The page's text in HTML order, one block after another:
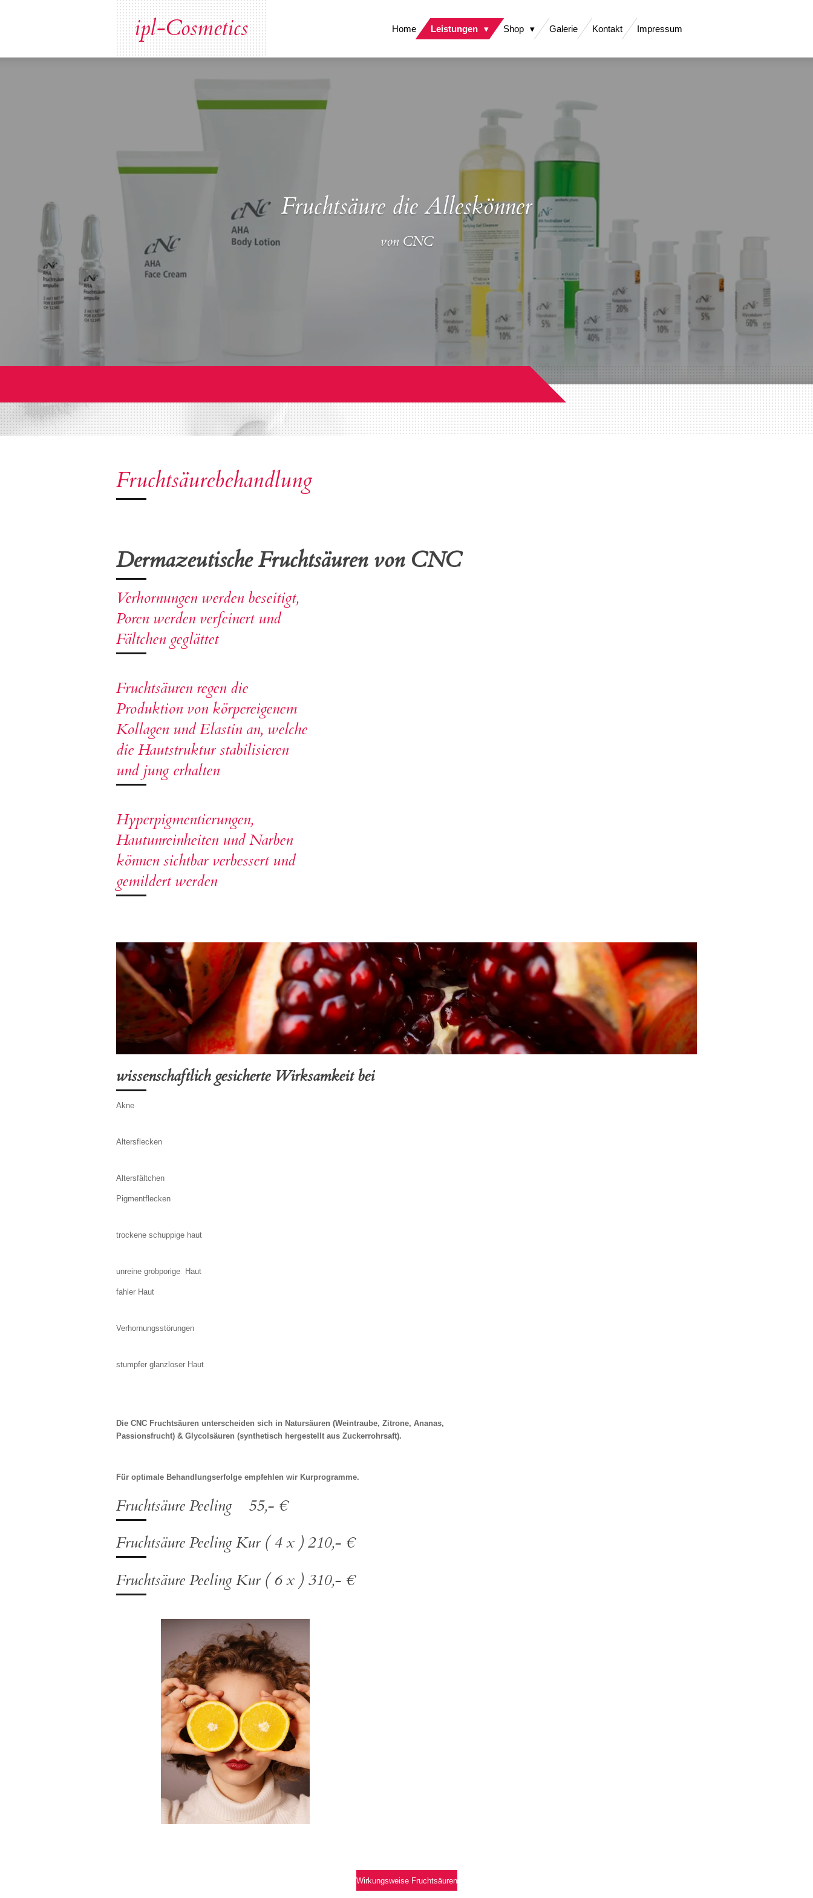
ipl-Cosmetics Home Leistungen Shop Galerie Kontakt Impressum
Fruchtsäure die Alleskönner
von CNC
Fruchtsäurebehandlung
Dermazeutische Fruchtsäuren von CNC
Verhornungen werden beseitigt,
Poren werden verfeinert und
Fältchen geglättet
Fruchtsäuren regen die
Produktion von körpereigenem
Kollagen und Elastin an, welche
die Hautstruktur stabilisieren
und jung erhalten
Hyperpigmentierungen,
Hautunreinheiten und Narben
können sichtbar verbessert und
gemildert werden
wissenschaftlich gesicherte Wirksamkeit bei
Akne
Altersflecken
Altersfältchen
Pigmentflecken
trockene schuppige haut
unreine grobporige Haut
fahler Haut
Verhornungsstörungen
stumpfer glanzloser Haut
Die CNC Fruchtsäuren unterscheiden sich in Natursäuren (Weintraube, Zitrone, Ananas,
Passionsfrucht) & Glycolsäuren (synthetisch hergestellt aus Zuckerrohrsaft).
Für optimale Behandlungserfolge empfehlen wir Kurprogramme.
Fruchtsäure Peeling 55,- €
Fruchtsäure Peeling Kur ( 4 x ) 210,- €
Fruchtsäure Peeling Kur ( 6 x ) 310,- €
Wirkungsweise Fruchtsäuren